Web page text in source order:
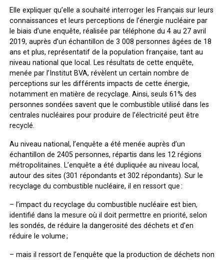
Elle expliquer qu’elle a souhaité interroger les Français sur leurs
connaissances et leurs perceptions de l’énergie nucléaire par
le biais d’une enquête, réalisée par téléphone du 4 au 27 avril
2019, auprès d’un échantillon de 3 008 personnes âgées de 18
ans et plus, représentatif de la population française, tant au
niveau national que local. Les résultats de cette enquête,
menée par l’Institut BVA, révèlent un certain nombre de
perceptions sur les différents impacts de cette énergie,
notamment en matière de recyclage. Ainsi, seuls 61% des
personnes sondées savent que le combustible utilisé dans les
centrales nucléaires pour produire de l’électricité peut être
recyclé.
Au niveau national, l’enquête a été menée auprès d’un
échantillon de 2405 personnes, répartis dans les 12 régions
métropolitaines. L’enquête a été dupliquée au niveau local,
autour des sites (301 répondants et 302 répondants). Sur le
recyclage du combustible nucléaire, il en ressort que :
– l’impact du recyclage du combustible nucléaire est bien,
identifié dans la mesure où il doit permettre en priorité, selon
les sondés, de réduire la dangerosité des déchets et d’en
réduire le volume ;
– mais il ressort de l’enquête que la production de déchets non